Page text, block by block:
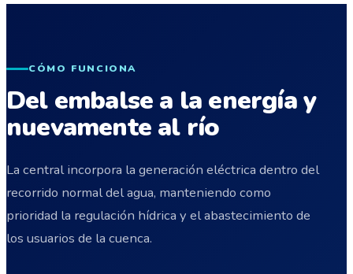
CÓMO FUNCIONA
Del embalse a la energía y
nuevamente al río
La central incorpora la generación eléctrica dentro del
recorrido normal del agua, manteniendo como
prioridad la regulación hídrica y el abastecimiento de
los usuarios de la cuenca.